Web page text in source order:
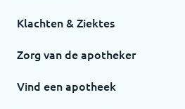
Klachten & Ziektes
Zorg van de apotheker
Vind een apotheek